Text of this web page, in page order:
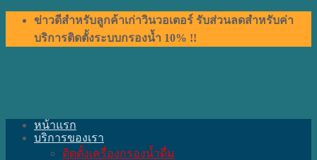
Skip
content
ข่าวดีสำหรับลูกค้าเก่าวินวอเตอร์ รับส่วนลดสำหรับค่า
บริการติดตั้งระบบกรองน้ำ 10% !!
หน้าแรก
บริการของเรา
ติดตั้งเครื่องกรองน้ำดื่ม